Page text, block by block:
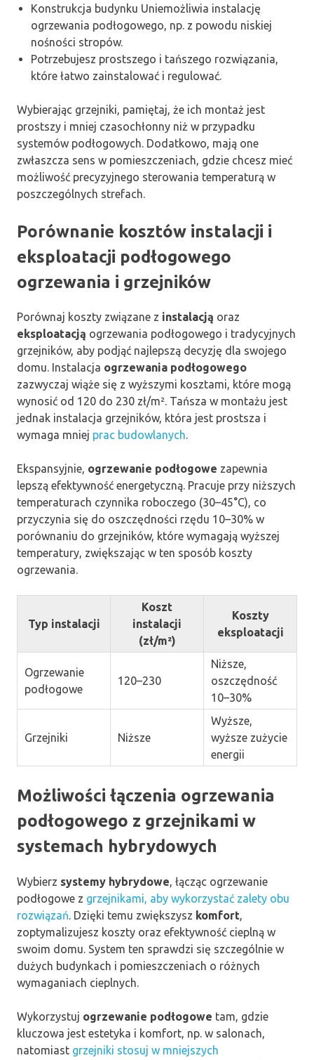
Konstrukcja budynku Uniemożliwia instalację
ogrzewania podłogowego, np. z powodu niskiej
nośności stropów.
Potrzebujesz prostszego i tańszego rozwiązania,
które łatwo zainstalować i regulować.
Wybierając grzejniki, pamiętaj, że ich montaż jest
prostszy i mniej czasochłonny niż w przypadku
systemów podłogowych. Dodatkowo, mają one
zwłaszcza sens w pomieszczeniach, gdzie chcesz mieć
możliwość precyzyjnego sterowania temperaturą w
poszczególnych strefach.
Porównanie kosztów instalacji i
eksploatacji podłogowego
ogrzewania i grzejników
Porównaj koszty związane z instalacją oraz
eksploatacją ogrzewania podłogowego i tradycyjnych
grzejników, aby podjąć najlepszą decyzję dla swojego
domu. Instalacja ogrzewania podłogowego
zazwyczaj wiąże się z wyższymi kosztami, które mogą
wynosić od 120 do 230 zł/m². Tańsza w montażu jest
jednak instalacja grzejników, która jest prostsza i
wymaga mniej prac budowlanych.
Ekspansyjnie, ogrzewanie podłogowe zapewnia
lepszą efektywność energetyczną. Pracuje przy niższych
temperaturach czynnika roboczego (30–45°C), co
przyczynia się do oszczędności rzędu 10–30% w
porównaniu do grzejników, które wymagają wyższej
temperatury, zwiększając w ten sposób koszty
ogrzewania.
Typ instalacji
Koszt
instalacji
(zł/m²)
Koszty
eksploatacji
Ogrzewanie
podłogowe
120–230
Niższe,
oszczędność
10–30%
Grzejniki Niższe
Wyższe,
wyższe zużycie
energii
Możliwości łączenia ogrzewania
podłogowego z grzejnikami w
systemach hybrydowych
Wybierz systemy hybrydowe, łącząc ogrzewanie
podłogowe z grzejnikami, aby wykorzystać zalety obu
rozwiązań. Dzięki temu zwiększysz komfort,
zoptymalizujesz koszty oraz efektywność cieplną w
swoim domu. System ten sprawdzi się szczególnie w
dużych budynkach i pomieszczeniach o różnych
wymaganiach cieplnych.
Wykorzystuj ogrzewanie podłogowe tam, gdzie
kluczowa jest estetyka i komfort, np. w salonach,
natomiast grzejniki stosuj w mniejszych